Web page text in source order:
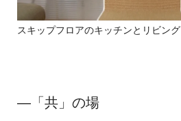
スキップフロアのキッチンとリビング
―「共」の場